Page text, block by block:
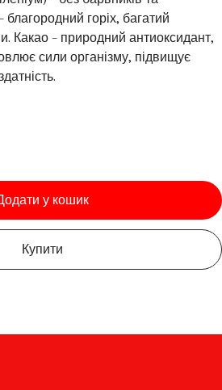
горіх, багатий
Какао - природний антиоксидант,
сили організму, підвищує
у кошик
Купити